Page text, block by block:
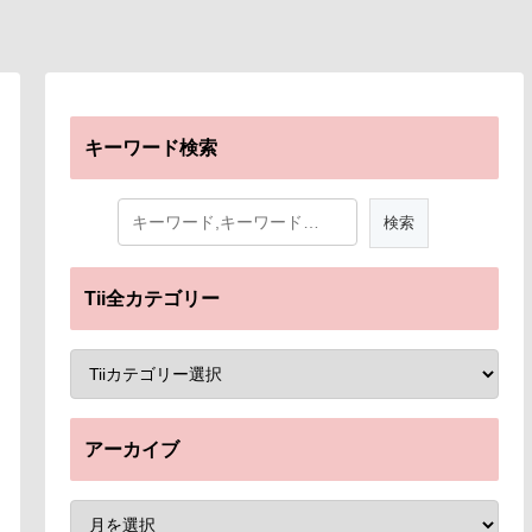
キーワード検索
Tii全カテゴリー
アーカイブ